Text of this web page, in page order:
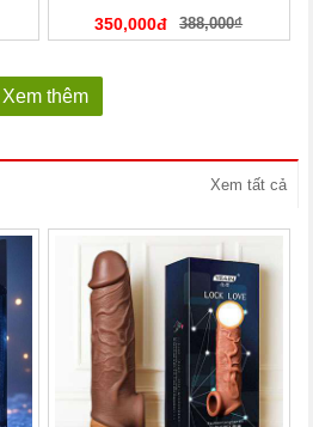
350,000đ 388,000₫
Xem thêm
Xem tất cả